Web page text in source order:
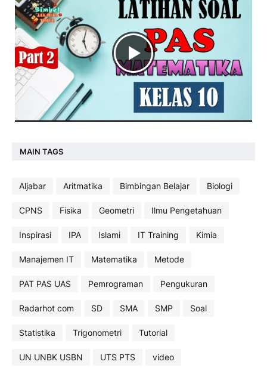
MAIN TAGS
Aljabar Aritmatika Bimbingan Belajar Biologi
CPNS Fisika Geometri Ilmu Pengetahuan
Inspirasi IPA Islami IT Training Kimia
Manajemen IT Matematika Metode
PAT PAS UAS Pemrograman Pengukuran
Radarhot com SD SMA SMP Soal
Statistika Trigonometri Tutorial
UN UNBK USBN UTS PTS video